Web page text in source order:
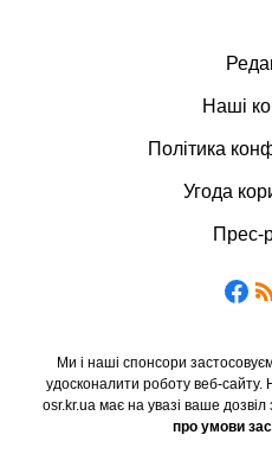
Наші
Політика
Угода
Прес-
Ми і наші спонсори
удосконалити роботу веб-сайту.
osr.kr.ua має на увазі ваше дозвіл
про умови